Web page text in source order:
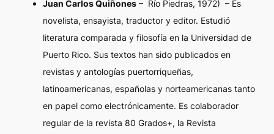
Juan Carlos Quiñones – Río Piedras, 1972) – Es
novelista, ensayista, traductor y editor. Estudió
literatura comparada y filosofía en la Universidad de
Puerto Rico. Sus textos han sido publicados en
revistas y antologías puertorriqueñas,
latinoamericanas, españolas y norteamericanas tanto
en papel como electrónicamente. Es colaborador
regular de la revista80 Grados+, la Revista